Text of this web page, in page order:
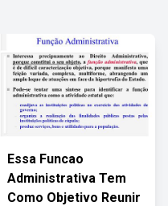
Essa Funcao
Administrativa Tem
Como Objetivo Reunir